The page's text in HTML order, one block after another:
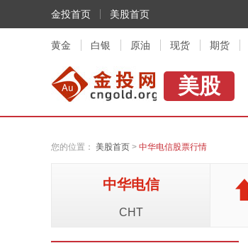
金投首页 美股首页
黄金 白银 原油 现货 期货
美股
您的位置： 美股首页 > 中华电信股票行情
中华电信
CHT